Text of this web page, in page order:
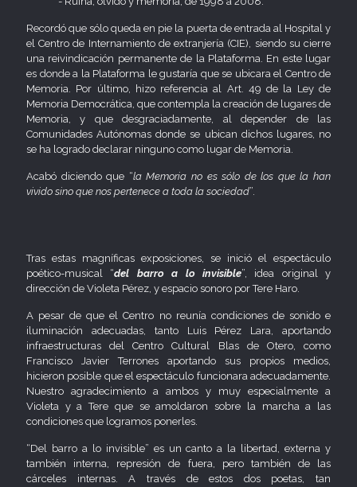
Recordó que sólo queda en pie la puerta de entrada al Hospital y
el Centro de Internamiento de extranjería (CIE), siendo su cierre
una reivindicación permanente de la Plataforma. En este lugar
es donde a la Plataforma le gustaría que se ubicara el Centro de
Memoria. Por último, hizo referencia al Art. 49 de la Ley de
Memoria Democrática, que contempla la creación de lugares de
Memoria, y que desgraciadamente, al depender de las
Comunidades Autónomas donde se ubican dichos lugares, no
se ha logrado declarar ninguno como lugar de Memoria.
Acabó diciendo que “la Memoria no es sólo de los que la han
vivido sino que nos pertenece a toda la sociedad”.
Tras estas magníficas exposiciones, se inició el espectáculo
poético-musical “del barro a lo invisible”, idea original y
dirección de Violeta Pérez, y espacio sonoro por Tere Haro.
A pesar de que el Centro no reunía condiciones de sonido e
iluminación adecuadas, tanto Luis Pérez Lara, aportando
infraestructuras del Centro Cultural Blas de Otero, como
Francisco Javier Terrones aportando sus propios medios,
hicieron posible que el espectáculo funcionara adecuadamente.
Nuestro agradecimiento a ambos y muy especialmente a
Violeta y a Tere que se amoldaron sobre la marcha a las
condiciones que logramos ponerles.
“Del barro a lo invisible” es un canto a la libertad, externa y
también interna, represión de fuera, pero también de las
cárceles internas. A través de estos dos poetas, tan